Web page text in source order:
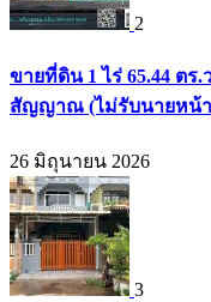
2
ขายที่ดิน 1 ไร่ 65.44 ตร.
สัญญาณ (ไม่รับนายหน้า)
26 มิถุนายน 2026
3